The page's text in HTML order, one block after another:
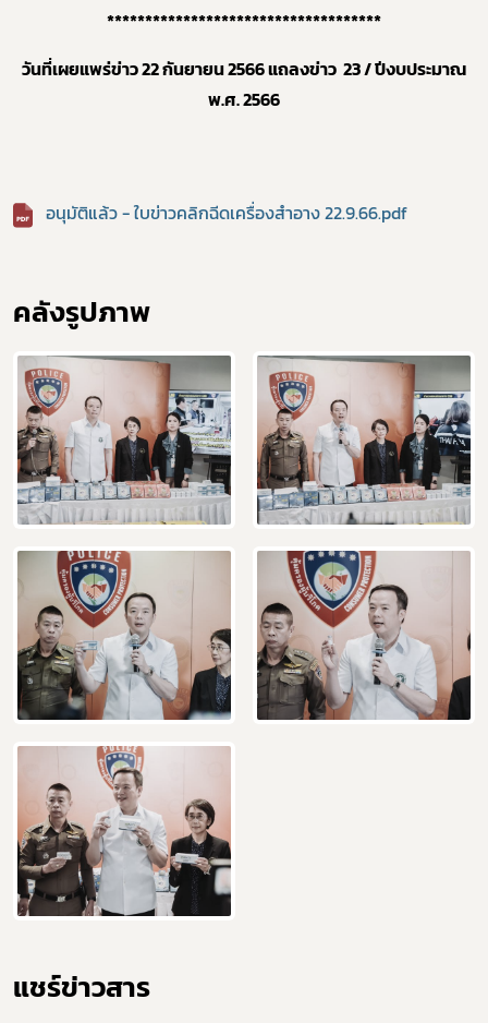
************************************
วันที่เผยแพร่ข่าว 22 กันยายน 2566 แถลงข่าว 23 / ปีงบประมาณ
พ.ศ. 2566
อนุมัติแล้ว - ใบข่าวคลิกฉีดเครื่องสำอาง 22.9.66.pdf
คลังรูปภาพ
แชร์ข่าวสาร​